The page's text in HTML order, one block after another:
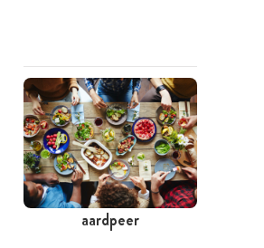
aardpeer